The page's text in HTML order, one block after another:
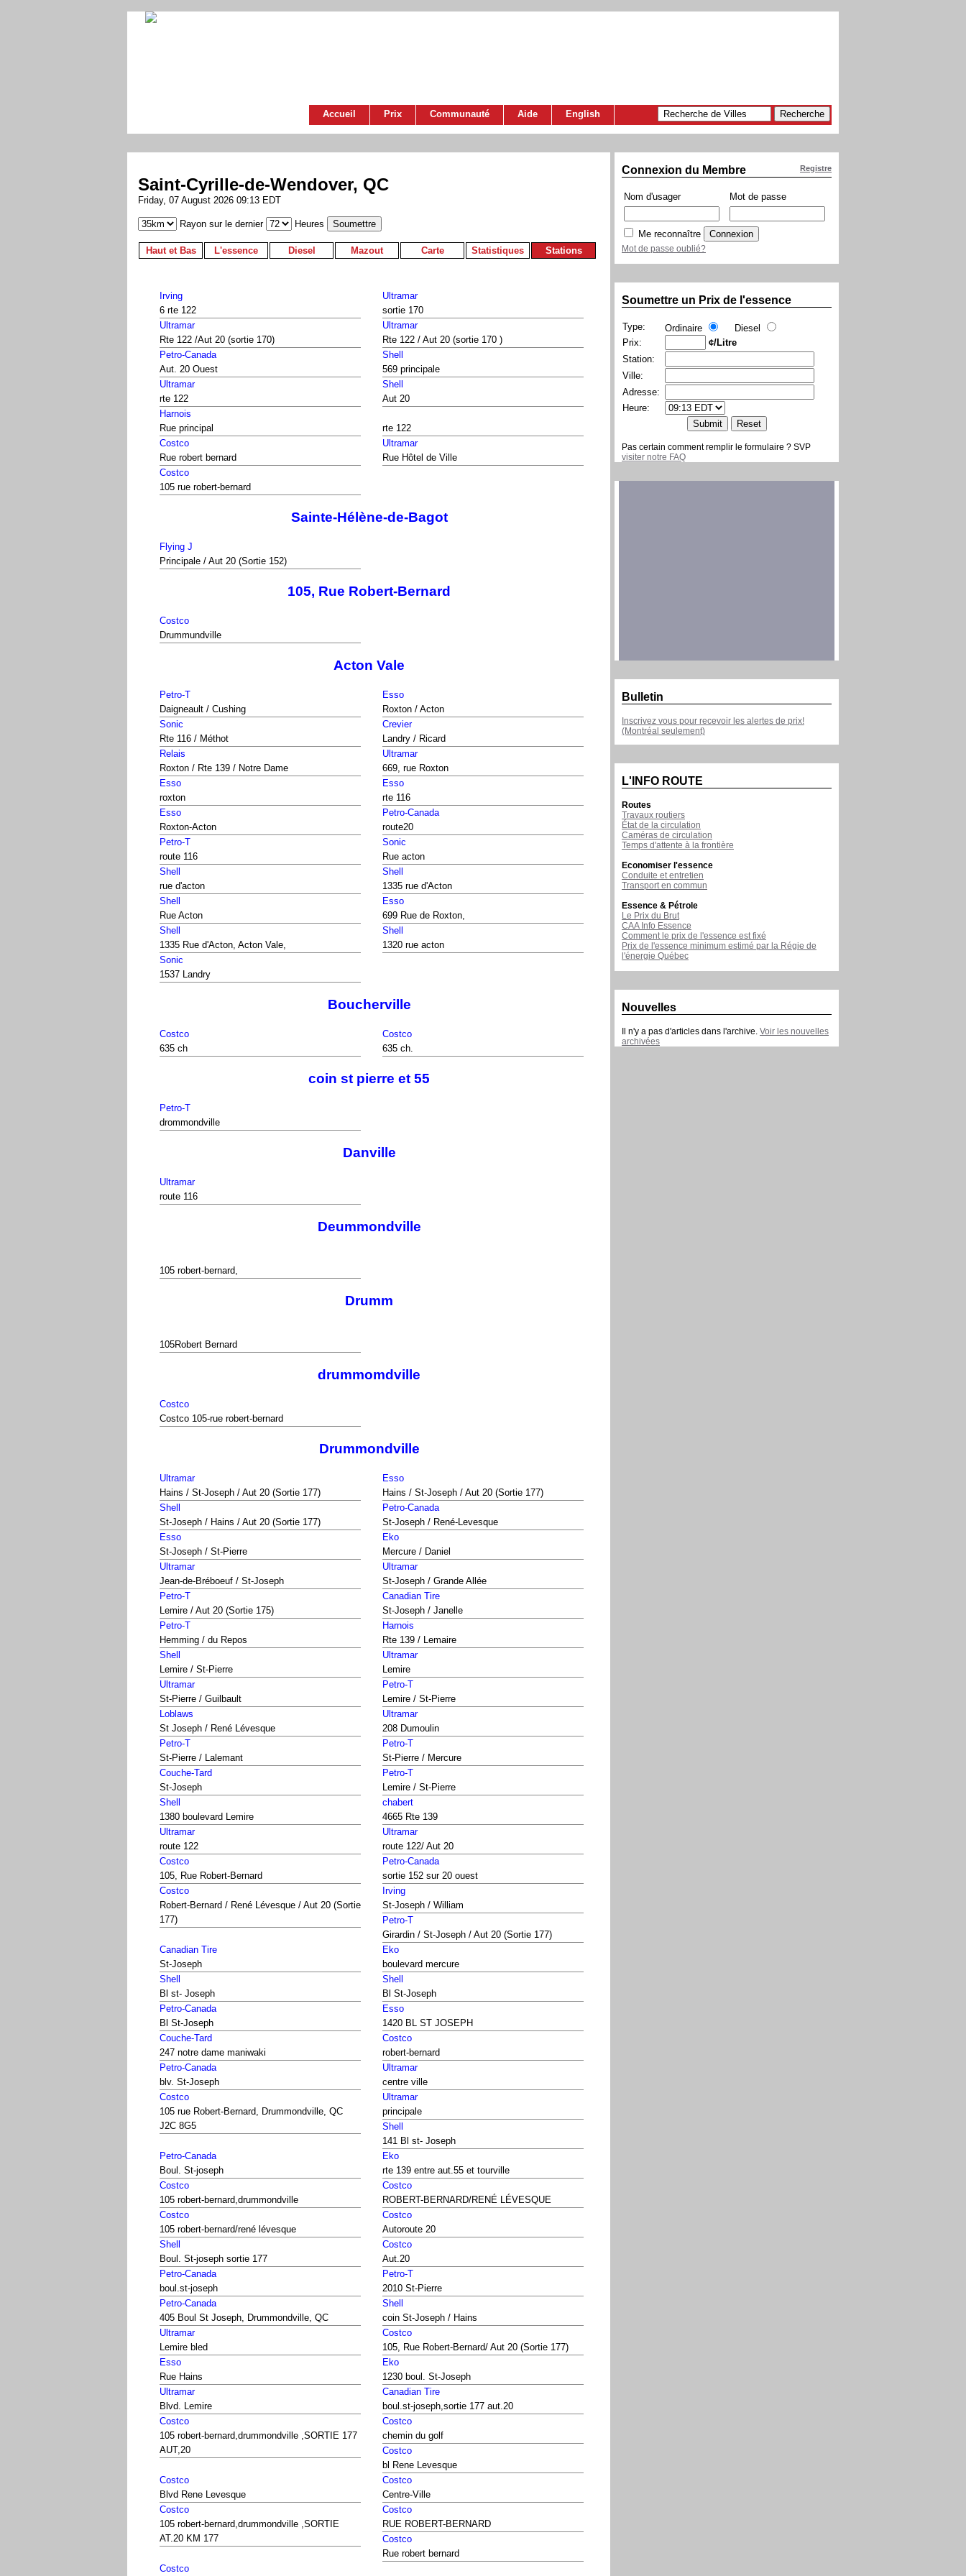
Accueil Prix Communauté Aide English
Saint-Cyrille-de-Wendover, QC
Friday, 07 August 2026 09:13 EDT
Rayon sur le dernier Heures
Haut et Bas L'essence Diesel Mazout Carte Statistiques Stations
Irving
6 rte 122
Ultramar
sortie 170
Ultramar
Rte 122 /Aut 20 (sortie 170)
Ultramar
Rte 122 / Aut 20 (sortie 170 )
Petro-Canada
Aut. 20 Ouest
Shell
569 principale
Ultramar
rte 122
Shell
Aut 20
Harnois
Rue principal
rte 122
Costco
Rue robert bernard
Ultramar
Rue Hôtel de Ville
Costco
105 rue robert-bernard
Sainte-Hélène-de-Bagot
Flying J
Principale / Aut 20 (Sortie 152)
105, Rue Robert-Bernard
Costco
Drummundville
Acton Vale
Petro-T
Daigneault / Cushing
Esso
Roxton / Acton
Sonic
Rte 116 / Méthot
Crevier
Landry / Ricard
Relais
Roxton / Rte 139 / Notre Dame
Ultramar
669, rue Roxton
Esso
roxton
Esso
rte 116
Esso
Roxton-Acton
Petro-Canada
route20
Petro-T
route 116
Sonic
Rue acton
Shell
rue d'acton
Shell
1335 rue d'Acton
Shell
Rue Acton
Esso
699 Rue de Roxton,
Shell
1335 Rue d'Acton, Acton Vale,
Shell
1320 rue acton
Sonic
1537 Landry
Boucherville
Costco
635 ch
Costco
635 ch.
coin st pierre et 55
Petro-T
drommondville
Danville
Ultramar
route 116
Deummondville
105 robert-bernard,
Drumm
105Robert Bernard
drummomdville
Costco
Costco 105-rue robert-bernard
Drummondville
Ultramar
Hains / St-Joseph / Aut 20 (Sortie 177)
Esso
Hains / St-Joseph / Aut 20 (Sortie 177)
Shell
St-Joseph / Hains / Aut 20 (Sortie 177)
Petro-Canada
St-Joseph / René-Levesque
Esso
St-Joseph / St-Pierre
Eko
Mercure / Daniel
Ultramar
Jean-de-Bréboeuf / St-Joseph
Ultramar
St-Joseph / Grande Allée
Petro-T
Lemire / Aut 20 (Sortie 175)
Canadian Tire
St-Joseph / Janelle
Petro-T
Hemming / du Repos
Harnois
Rte 139 / Lemaire
Shell
Lemire / St-Pierre
Ultramar
Lemire
Ultramar
St-Pierre / Guilbault
Petro-T
Lemire / St-Pierre
Loblaws
St Joseph / René Lévesque
Ultramar
208 Dumoulin
Petro-T
St-Pierre / Lalemant
Petro-T
St-Pierre / Mercure
Couche-Tard
St-Joseph
Petro-T
Lemire / St-Pierre
Shell
1380 boulevard Lemire
chabert
4665 Rte 139
Ultramar
route 122
Ultramar
route 122/ Aut 20
Costco
105, Rue Robert-Bernard
Petro-Canada
sortie 152 sur 20 ouest
Costco
Robert-Bernard / René Lévesque / Aut 20 (Sortie
177)
Irving
St-Joseph / William
Petro-T
Girardin / St-Joseph / Aut 20 (Sortie 177)
Canadian Tire
St-Joseph
Eko
boulevard mercure
Shell
Bl st- Joseph
Shell
Bl St-Joseph
Petro-Canada
Bl St-Joseph
Esso
1420 BL ST JOSEPH
Couche-Tard
247 notre dame maniwaki
Costco
robert-bernard
Petro-Canada
blv. St-Joseph
Ultramar
centre ville
Costco
105 rue Robert-Bernard, Drummondville, QC
J2C 8G5
Ultramar
principale
Shell
141 Bl st- Joseph
Petro-Canada
Boul. St-joseph
Eko
rte 139 entre aut.55 et tourville
Costco
105 robert-bernard,drummondville
Costco
ROBERT-BERNARD/RENÉ LÉVESQUE
Costco
105 robert-bernard/rené lévesque
Costco
Autoroute 20
Shell
Boul. St-joseph sortie 177
Costco
Aut.20
Petro-Canada
boul.st-joseph
Petro-T
2010 St-Pierre
Petro-Canada
405 Boul St Joseph, Drummondville, QC
Shell
coin St-Joseph / Hains
Ultramar
Lemire bled
Costco
105, Rue Robert-Bernard/ Aut 20 (Sortie 177)
Esso
Rue Hains
Eko
1230 boul. St-Joseph
Ultramar
Blvd. Lemire
Canadian Tire
boul.st-joseph,sortie 177 aut.20
Costco
105 robert-bernard,drummondville ,SORTIE 177
AUT,20
Costco
chemin du golf
Costco
bl Rene Levesque
Costco
Blvd Rene Levesque
Costco
Centre-Ville
Costco
105 robert-bernard,drummondville ,SORTIE
AT.20 KM 177
Costco
RUE ROBERT-BERNARD
Costco
Rue robert bernard
Costco
Registre
Connexion du Membre
Nom d'usager Mot de passe
Me reconnaître
Mot de passe oublié?
Soumettre un Prix de l'essence
Type: Ordinaire
Diesel
Prix:
¢/Litre
Station:
Ville:
Adresse:
Heure:
Pas certain comment remplir le formulaire ? SVP
visiter notre FAQ
Bulletin
Inscrivez vous pour recevoir les alertes de prix!
(Montréal seulement)
L'INFO ROUTE
Routes
Travaux routiers
État de la circulation
Caméras de circulation
Temps d'attente à la frontière
Economiser l'essence
Conduite et entretien
Transport en commun
Essence & Pétrole
Le Prix du Brut
CAA Info Essence
Comment le prix de l'essence est fixé
Prix de l'essence minimum estimé par la Régie de
l'énergie Québec
Nouvelles
Il n'y a pas d'articles dans l'archive. Voir les nouvelles
archivées